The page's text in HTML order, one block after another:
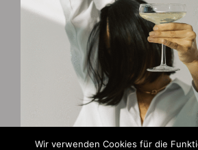
Wir verwenden Cookies für die